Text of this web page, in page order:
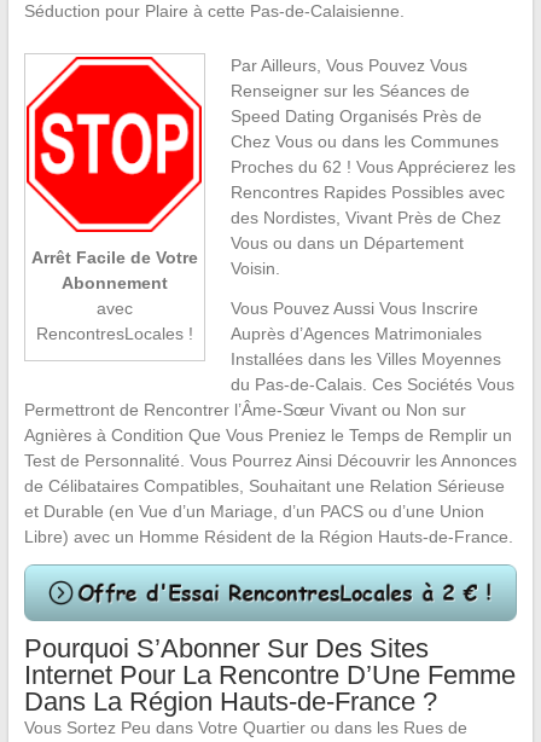
Séduction pour Plaire à cette Pas-de-Calaisienne.
Arrêt Facile de Votre
Abonnement
avec
RencontresLocales !
Par Ailleurs, Vous Pouvez Vous
Renseigner sur les Séances de
Speed Dating Organisés Près de
Chez Vous ou dans les Communes
Proches du 62 ! Vous Apprécierez les
Rencontres Rapides Possibles avec
des Nordistes, Vivant Près de Chez
Vous ou dans un Département
Voisin.
Vous Pouvez Aussi Vous Inscrire
Auprès d’Agences Matrimoniales
Installées dans les Villes Moyennes
du Pas-de-Calais. Ces Sociétés Vous
Permettront de Rencontrer l’Âme-Sœur Vivant ou Non sur
Agnières à Condition Que Vous Preniez le Temps de Remplir un
Test de Personnalité. Vous Pourrez Ainsi Découvrir les Annonces
de Célibataires Compatibles, Souhaitant une Relation Sérieuse
et Durable (en Vue d’un Mariage, d’un PACS ou d’une Union
Libre) avec un Homme Résident de la Région Hauts-de-France.
Pourquoi S’Abonner Sur Des Sites
Internet Pour La Rencontre D’Une Femme
Dans La Région Hauts-de-France ?
Vous Sortez Peu dans Votre Quartier ou dans les Rues de